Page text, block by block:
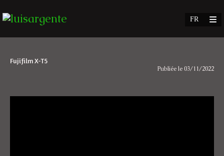
Fujifilm X-T5
Publiée le 03/11/2022